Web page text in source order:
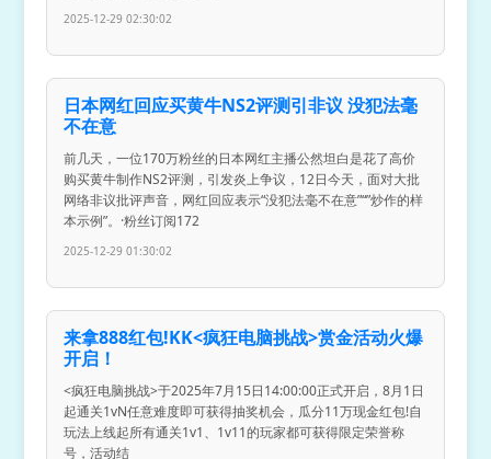
2025-12-29 02:30:02
日本网红回应买黄牛NS2评测引非议 没犯法毫
不在意
前几天，一位170万粉丝的日本网红主播公然坦白是花了高价
购买黄牛制作NS2评测，引发炎上争议，12日今天，面对大批
网络非议批评声音，网红回应表示“没犯法毫不在意”“”炒作的样
本示例”。·粉丝订阅172
2025-12-29 01:30:02
来拿888红包!KK<疯狂电脑挑战>赏金活动火爆
开启！
<疯狂电脑挑战>于2025年7月15日14:00:00正式开启，8月1日
起通关1vN任意难度即可获得抽奖机会，瓜分11万现金红包!自
玩法上线起所有通关1v1、1v11的玩家都可获得限定荣誉称
号，活动结